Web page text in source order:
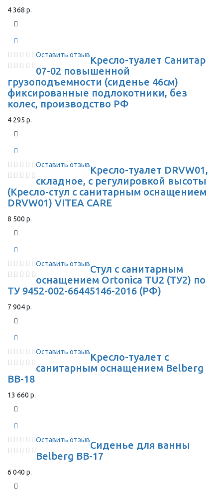
4 368 р.
Оставить отзывКресло-туалет Санитар
07-02 повышенной
грузоподъемности (сиденье 46см)
фиксированные подлокотники, без
колес, производство РФ
4 295 р.
Оставить отзывКресло-туалет DRVW01,
складное, с регулировкой высоты
(Кресло-стул с санитарным оснащением
DRVW01) VITEA CARE
8 500 р.
Оставить отзывСтул с санитарным
оснащением Ortonica TU2 (ТУ2) по
ТУ 9452-002-66445146-2016 (РФ)
7 904 р.
Оставить отзывКресло-туалет с
санитарным оснащением Belberg
BB-18
13 660 р.
Оставить отзывСиденье для ванны
Belberg BB-17
6 040 р.